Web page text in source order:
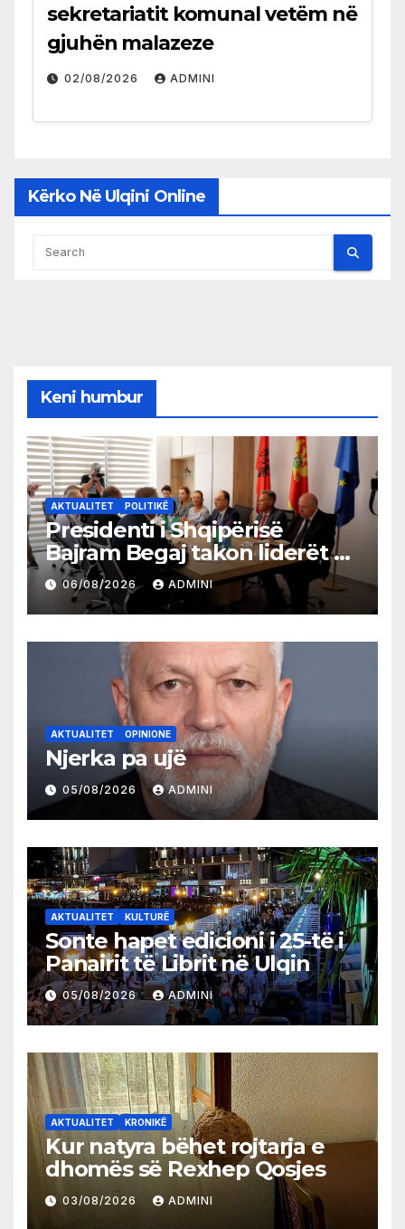
sekretariatit komunal vetëm në
gjuhën malazeze
02/08/2026 ADMINI
Kërko Në Ulqini Online
Keni humbur
AKTUALITET POLITIKË
Presidenti i Shqipërisë
Bajram Begaj takon liderët e
partive shqiptare në Ulqin
06/08/2026 ADMINI
AKTUALITET OPINIONE
Njerka pa ujë
05/08/2026 ADMINI
AKTUALITET KULTURË
Sonte hapet edicioni i 25-të i
Panairit të Librit në Ulqin
05/08/2026 ADMINI
AKTUALITET KRONIKË
Kur natyra bëhet rojtarja e
dhomës së Rexhep Qosjes
03/08/2026 ADMINI